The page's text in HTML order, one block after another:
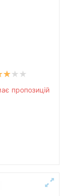
пропозицій